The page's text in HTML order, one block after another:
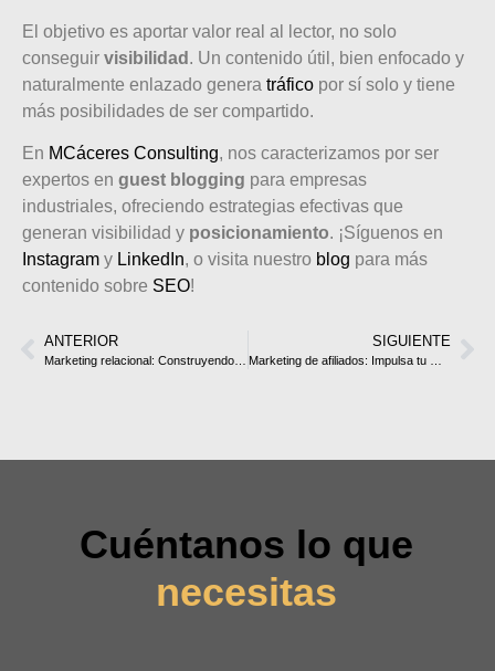
El objetivo es aportar valor real al lector, no solo
conseguir visibilidad . Un contenido útil, bien enfocado y
naturalmente enlazado genera tráfico por sí solo y tiene
más posibilidades de ser compartido.
En MCáceres Consulting, nos caracterizamos por ser
expertos en guest blogging para empresas
industriales, ofreciendo estrategias efectivas que
generan visibilidad y posicionamiento. ¡Síguenos en
Instagram y LinkedIn, o visita nuestro blog para más
contenido sobre SEO!
ANTERIOR SIGUIENTE
Cuéntanos lo que
necesitas